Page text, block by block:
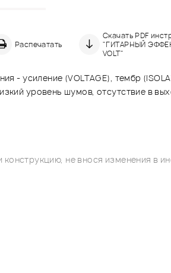
Распечатать
Скачать PDF
"ГИТАРНЫЙ
VOLT"
- усиление (VOLTAGE), тембр
уровень шумов, отсутствие в
не внося изменения в